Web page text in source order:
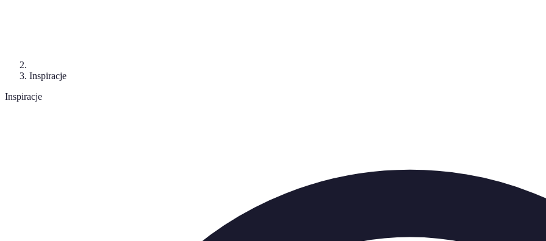
Inspiracje
Inspiracje